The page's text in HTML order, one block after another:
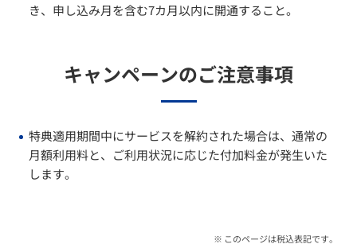
き、申し込み月を含む7カ月以内に開通すること。
キャンペーンのご注意事項
特典適用期間中にサービスを解約された場合は、通常の
月額利用料と、ご利用状況に応じた付加料金が発生いた
します。
※ このページは税込表記です。